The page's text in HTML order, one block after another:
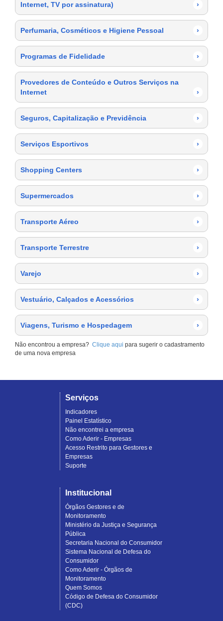
Internet, TV por assinatura)
›
Perfumaria, Cosméticos e Higiene Pessoal ›
Programas de Fidelidade ›
Provedores de Conteúdo e Outros Serviços na
Internet
›
Seguros, Capitalização e Previdência ›
Serviços Esportivos ›
Shopping Centers ›
Supermercados ›
Transporte Aéreo ›
Transporte Terrestre ›
Varejo ›
Vestuário, Calçados e Acessórios ›
Viagens, Turismo e Hospedagem ›
Não encontrou a empresa? Clique aqui para sugerir o cadastramento
de uma nova empresa
Serviços
Indicadores
Painel Estatístico
Não encontrei a empresa
Como Aderir - Empresas
Acesso Restrito para Gestores e
Empresas
Suporte
Institucional
Órgãos Gestores e de
Monitoramento
Ministério da Justiça e Segurança
Pública
Secretaria Nacional do Consumidor
Sistema Nacional de Defesa do
Consumidor
Como Aderir - Órgãos de
Monitoramento
Quem Somos
Código de Defesa do Consumidor
(CDC)